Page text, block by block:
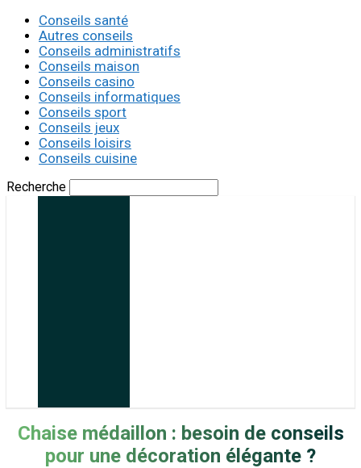
Conseils santé
Autres conseils
Conseils administratifs
Conseils maison
Conseils casino
Conseils informatiques
Conseils sport
Conseils jeux
Conseils loisirs
Conseils cuisine
Recherche
Chaise médaillon : besoin de conseils
pour une décoration élégante ?